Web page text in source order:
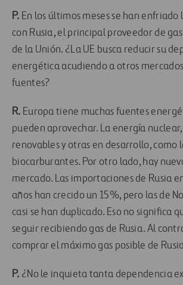
P. En los últimos meses se han enfriado
con Rusia, el principal proveedor de
de la Unión. ¿La UE busca reducir su
energética acudiendo a otros
fuentes?
R. Europa tiene muchas fuentes
pueden aprovechar. La energía nuclear,
renovables y otras en desarrollo, como
biocarburantes. Por otro lado, hay
mercado. Las importaciones de Rusia
años han crecido un 15%, pero las de
casi se han duplicado. Eso no significa
seguir recibiendo gas de Rusia. Al
comprar el máximo gas posible de
P. ¿No le inquieta tanta dependencia